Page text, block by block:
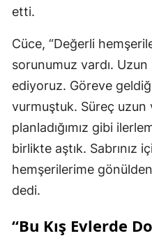
etti.
Cüce, “Değerli
sorunumuz vardı. Uzun
ediyoruz. Göreve
vurmuştuk. Süreç
planladığımız gibi
birlikte aştık. Sabrınız
hemşerilerime
dedi.
“Bu Kış Evlerde